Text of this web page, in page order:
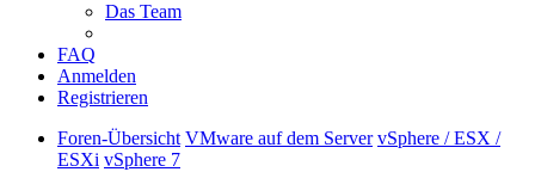
Das Team
FAQ
Anmelden
Registrieren
Foren-Übersicht VMware auf dem Server vSphere / ESX /
ESXi vSphere 7